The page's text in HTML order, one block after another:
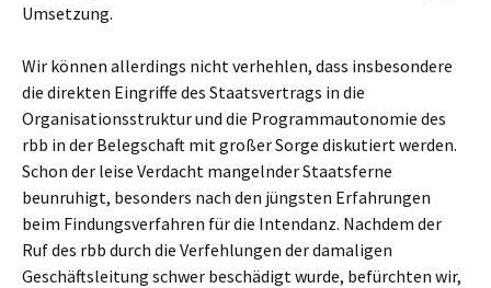
Umsetzung.
Wir können allerdings nicht verhehlen, dass insbesondere
die direkten Eingriffe des Staatsvertrags in die
Organisationsstruktur und die Programmautonomie des
rbb in der Belegschaft mit großer Sorge diskutiert werden.
Schon der leise Verdacht mangelnder Staatsferne
beunruhigt, besonders nach den jüngsten Erfahrungen
beim Findungsverfahren für die Intendanz. Nachdem der
Ruf des rbb durch die Verfehlungen der damaligen
Geschäftsleitung schwer beschädigt wurde, befürchten wir,